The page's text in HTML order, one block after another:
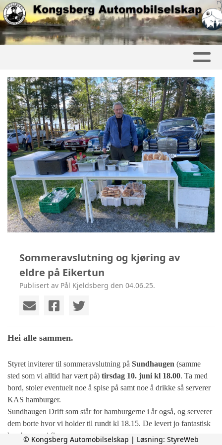
Sommeravslutning og kjøring av
eldre på Eikertun
Publisert av Pål Kjeldsberg den 04.06.25.
Hei alle sammen.
Styret inviterer til sommeravslutning på Sundhaugen (samme
sted som vi alltid har vært på) tirsdag 10. juni kl 18.00. Ta med
bord, stoler eventuelt noe å spise på samt noe å drikke så serverer
KAS hamburger.
Sundhaugen Drift som står for hamburgerne i år også, og serverer
dem borte hvor vi holder til rundt kl 18.15. De levert jo fantastisk
hamburgere i fjor.
© Kongsberg Automobilselskap | Løsning: StyreWeb